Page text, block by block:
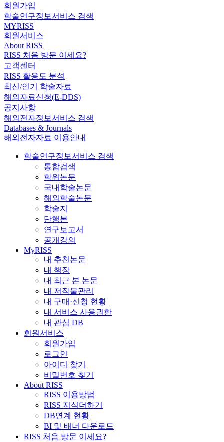
회원가입
학술연구정보서비스 검색
MYRISS
회원서비스
About RISS
RISS 처음 방문 이세요?
고객센터
RISS 활용도 분석
최신/인기 학술자료
해외자료신청(E-DDS)
공지사항
해외전자정보서비스 검색
Databases & Journals
해외전자자료 이용안내
학술연구정보서비스 검색
통합검색
학위논문
국내학술논문
해외학술논문
학술지
단행본
연구보고서
공개강의
MyRISS
내 추천논문
내 책장
내 최근 본 논문
내 저작물관리
내 구매·신청 현황
내 서비스 사용권한
내 관심 DB
회원서비스
회원가입
로그인
아이디 찾기
비밀번호 찾기
About RISS
RISS 이용방법
RISS 지식더하기
DB연계 현황
BI 및 배너 다운로드
RISS 처음 방문 이세요?